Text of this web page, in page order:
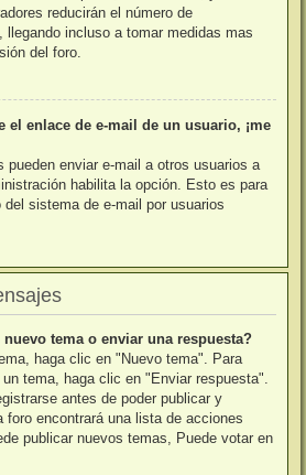
reducirán el número de
llegando incluso a tomar medidas mas
del foro.
el enlace de e-mail de un usuario, ¡me
pueden enviar e-mail a otros usuarios a
habilita la opción. Esto es para
sistema de e-mail por usuarios
tema o enviar una respuesta?
haga clic en "Nuevo tema". Para
tema, haga clic en "Enviar respuesta".
antes de poder publicar y
foro encontrará una lista de acciones
publicar nuevos temas, Puede votar en